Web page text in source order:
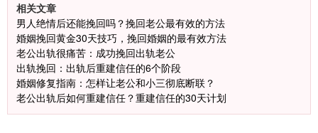
相关文章
男人绝情后还能挽回吗？挽回老公最有效的方法
婚姻挽回黄金30天技巧，挽回婚姻的最有效方法
老公出轨很痛苦：成功挽回出轨老公
出轨挽回：出轨后重建信任的6个阶段
婚姻修复指南：怎样让老公和小三彻底断联？
老公出轨后如何重建信任？重建信任的30天计划
微信用户 圆圈 通过此页面咨询，已获得专属情感方
案
浙江-杭州 183****4847
微信用户 Vnno 通过此页面咨询，已获得专属情感方
案